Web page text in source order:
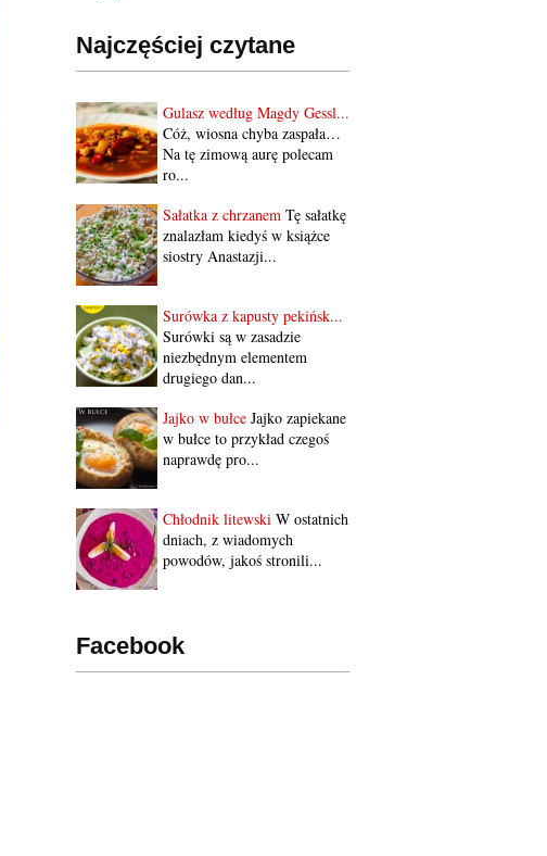
Najczęściej czytane
Gulasz według Magdy Gessl...
Cóż, wiosna chyba zaspała…
Na tę zimową aurę polecam
ro...
Sałatka z chrzanem Tę sałatkę
znalazłam kiedyś w książce
siostry Anastazji...
Surówka z kapusty pekińsk...
Surówki są w zasadzie
niezbędnym elementem
drugiego dan...
Jajko w bułce Jajko zapiekane
w bułce to przykład czegoś
naprawdę pro...
Chłodnik litewski W ostatnich
dniach, z wiadomych
powodów, jakoś stronili...
Facebook